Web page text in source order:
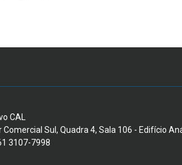
CAL
Comercial Sul, Quadra 4, Sala 106 - Edifício
3107-7998